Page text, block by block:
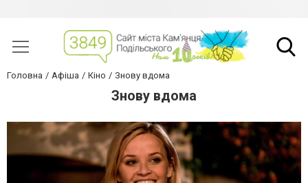
Головна Афіша Кіно Знову вдома
Знову вдома